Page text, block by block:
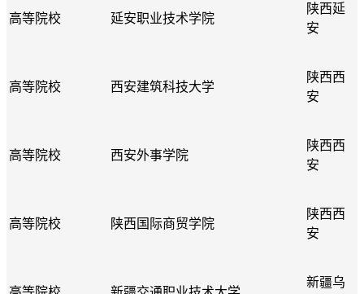
高等院校 延安职业技术学院
陕西延
安
高等院校 西安建筑科技大学
陕西西
安
高等院校 西安外事学院
陕西西
安
高等院校 陕西国际商贸学院
陕西西
安
新疆乌